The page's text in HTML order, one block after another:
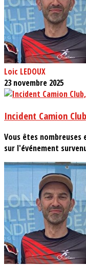
Loic LEDOUX
23 novembre 2025
Incident Camion
Vous êtes nombreuses
sur l'événement